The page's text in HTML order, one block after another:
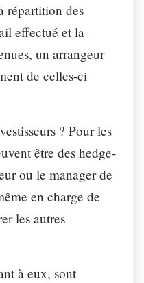
répartition des
effectué et la
un arrangeur
de celles-ci
? Pour les
être des hedge-
ou le manager de
en charge de
les autres
à eux, sont